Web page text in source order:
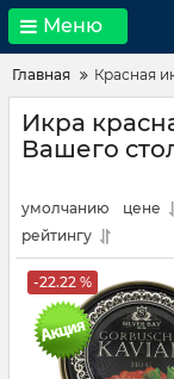
Меню
Главная Красная
Икра
Вашего
умолчанию цене
рейтингу
-22.22 %